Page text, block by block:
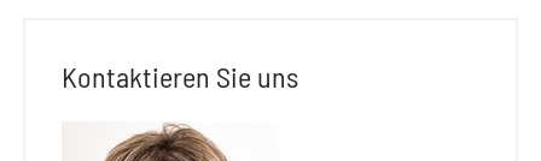
Kontaktieren Sie uns